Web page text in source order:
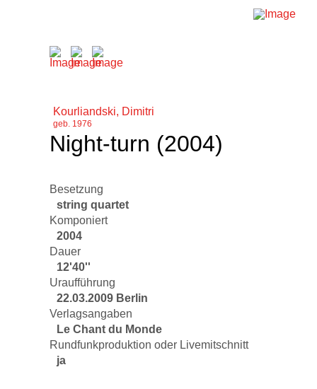
Kourliandski, Dimitri
geb. 1976
Night-turn (2004)
Besetzung
string quartet
Komponiert
2004
Dauer
12'40''
Uraufführung
22.03.2009 Berlin
Verlagsangaben
Le Chant du Monde
Rundfunkproduktion oder Livemitschnitt
ja